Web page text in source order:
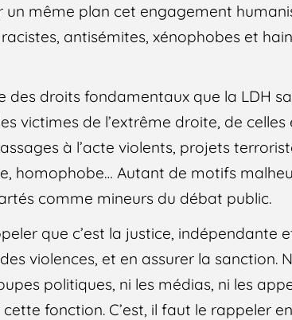
un même plan cet engagement
antisémites, xénophobes et
des droits fondamentaux que la LDH
victimes de l’extrême droite, de celles
à l’acte violents, projets
homophobe… Autant de motifs
comme mineurs du débat public.
que c’est la justice, indépendante
violences, et en assurer la sanction.
politiques, ni les médias, ni les
fonction. C’est, il faut le rappeler